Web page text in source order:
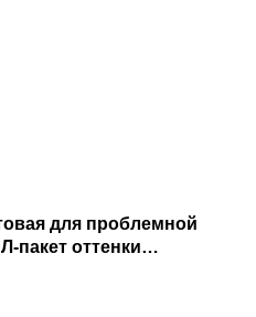
для проблемной
пакет оттенки